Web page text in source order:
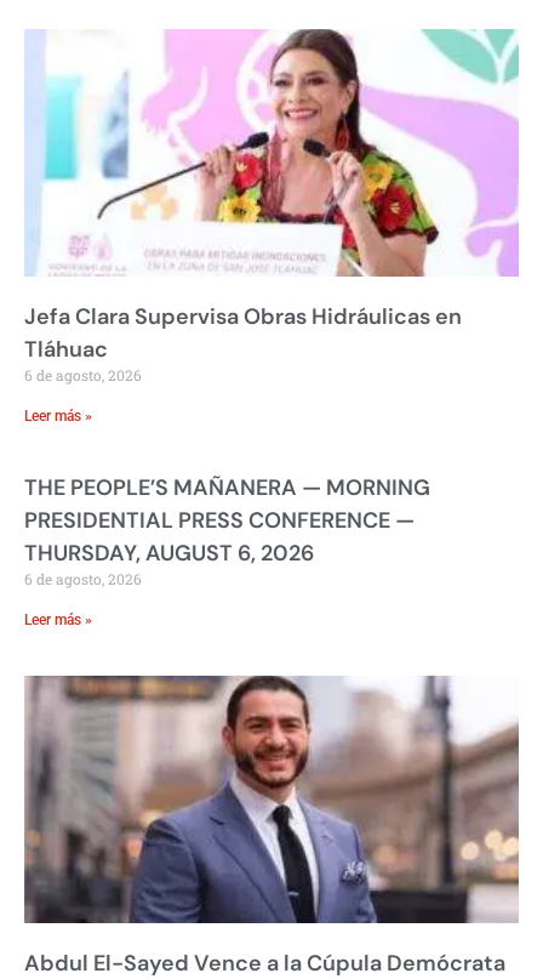
Jefa Clara Supervisa Obras Hidráulicas en
Tláhuac
6 de agosto, 2026
Leer más »
THE PEOPLE’S MAÑANERA — MORNING
PRESIDENTIAL PRESS CONFERENCE —
THURSDAY, AUGUST 6, 2026
6 de agosto, 2026
Leer más »
Abdul El-Sayed Vence a la Cúpula Demócrata